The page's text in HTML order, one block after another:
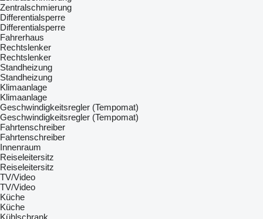
Zentralschmierung
Differentialsperre
Differentialsperre
Fahrerhaus
Rechtslenker
Rechtslenker
Standheizung
Standheizung
Klimaanlage
Klimaanlage
Geschwindigkeitsregler (Tempomat)
Geschwindigkeitsregler (Tempomat)
Fahrtenschreiber
Fahrtenschreiber
Innenraum
Reiseleitersitz
Reiseleitersitz
TV/Video
TV/Video
Küche
Küche
Kühlschrank